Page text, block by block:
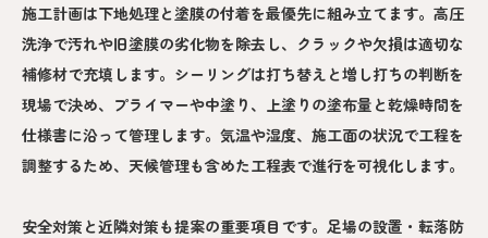
施工計画は下地処理と塗膜の付着を最優先に組み立てます。高圧
洗浄で汚れや旧塗膜の劣化物を除去し、クラックや欠損は適切な
補修材で充填します。シーリングは打ち替えと増し打ちの判断を
現場で決め、プライマーや中塗り、上塗りの塗布量と乾燥時間を
仕様書に沿って管理します。気温や湿度、施工面の状況で工程を
調整するため、天候管理も含めた工程表で進行を可視化します。
安全対策と近隣対策も提案の重要項目です。足場の設置・転落防